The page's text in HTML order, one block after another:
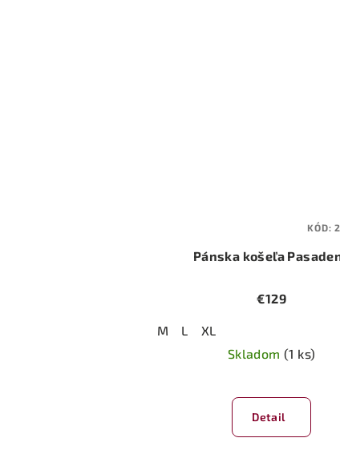
Pánska košeľa
€129
M L
XL
Skladom(1 ks)
hodnotenie
produktu
je
Detail
KÓD: